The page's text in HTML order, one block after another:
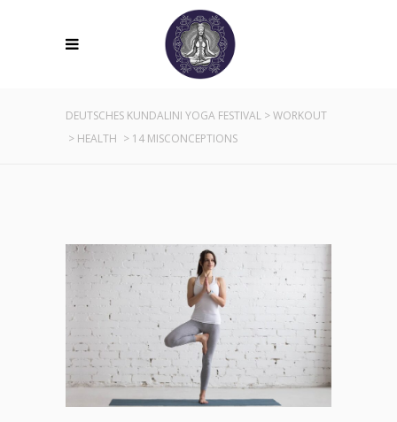
DEUTSCHES KUNDALINI YOGA FESTIVAL >WORKOUT
> HEALTH > 14 MISCONCEPTIONS